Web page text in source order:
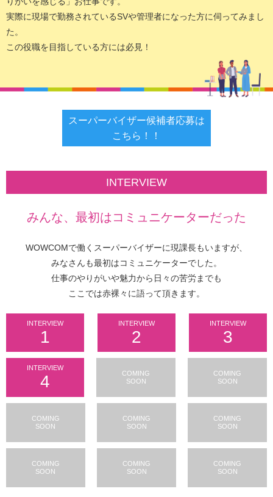
実際に現場で勤務されているSVや管理者になった方に伺ってみまし
た。
この役職を目指している方には必見！
スーパーバイザー候補者応募は
こちら！！
INTERVIEW
みんな、最初はコミュニケーターだった
WOWCOMで働くスーパーバイザーに現課長もいますが、
みなさんも最初はコミュニケーターでした。
仕事のやりがいや魅力から日々の苦労までも
ここでは赤裸々に語って頂きます。
INTERVIEW
1
INTERVIEW
2
INTERVIEW
3
INTERVIEW
4
COMING
SOON
COMING
SOON
COMING
SOON
COMING
SOON
COMING
SOON
COMING
SOON
COMING
SOON
COMING
SOON